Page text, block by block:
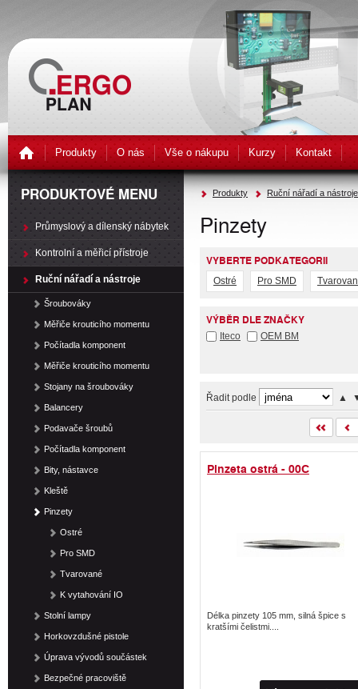
Produkty O nás Vše o nákupu Kurzy Kontakt
Produkty Ruční nářadí a nástroje
Pinzety
VYBERTE PODKATEGORII
Ostré Pro SMD
VÝBĚR DLE ZNAČKY
Iteco OEM BM
Řadit podle ▲
Pinzeta ostrá - 00C
Délka pinzety 105 mm, silná špice s
kratšími čelistmi....
PRODUKTOVÉ MENU
Průmyslový a dílenský nábytek
Kontrolní a měřicí přístroje
Ruční nářadí a nástroje
Šroubováky
Měřiče krouticího momentu
Počítadla komponent
Měřiče krouticího momentu
Stojany na šroubováky
Balancery
Podavače šroubů
Počítadla komponent
Bity, nástavce
Kleště
Pinzety
Ostré
Pro SMD
Tvarované
K vytahování IO
Stolní lampy
Horkovzdušné pistole
Úprava vývodů součástek
Bezpečné pracoviště